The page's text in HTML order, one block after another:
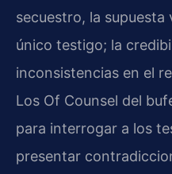
secuestro, la supuesta
único testigo; la
inconsistencias en el
Los Of Counsel del
para interrogar a los
presentar